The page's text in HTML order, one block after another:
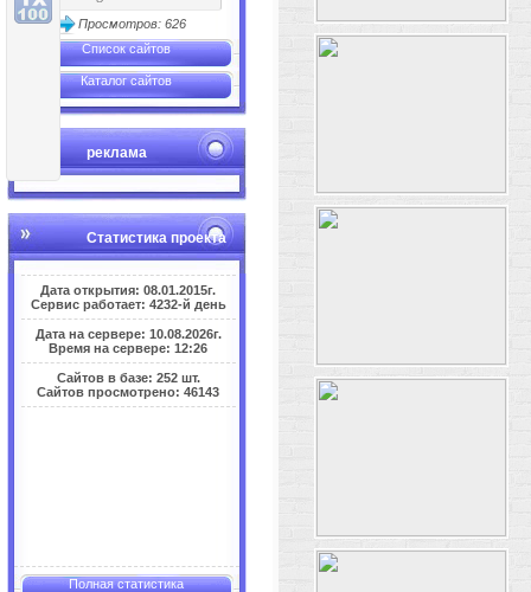
Просмотров: 626
Список сайтов
Каталог сайтов
реклама
Статистика проекта
Дата открытия: 08.01.2015г.
Сервис работает: 4232-й день
Дата на сервере: 10.08.2026г.
Время на сервере: 12:26
Сайтов в базе: 252 шт.
Сайтов просмотрено: 46143
Полная статистика